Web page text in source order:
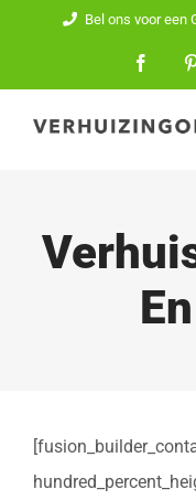
inhoud
Bel ons voor een